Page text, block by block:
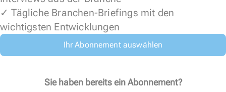
✓ Tägliche Branchen-Briefings mit den
wichtigsten Entwicklungen
Ihr Abonnement auswählen
Sie haben bereits ein Abonnement?